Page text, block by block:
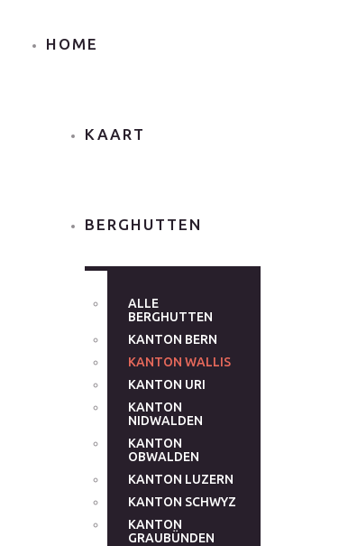
HOME
KAART
BERGHUTTEN
ALLE
BERGHUTTEN
KANTON BERN
KANTON WALLIS
KANTON URI
KANTON
NIDWALDEN
KANTON
OBWALDEN
KANTON LUZERN
KANTON SCHWYZ
KANTON
GRAUBÜNDEN